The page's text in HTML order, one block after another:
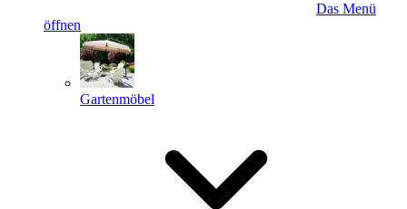
Das Menü
öffnen
Gartenmöbel